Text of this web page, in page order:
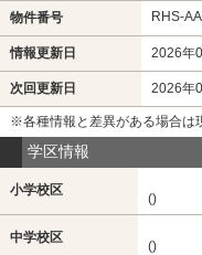
物件番号 RHS-
情報更新日 2026年
次回更新日 2026年
※各種情報と差異がある場合は
学区情報
小学校区
()
中学校区
()